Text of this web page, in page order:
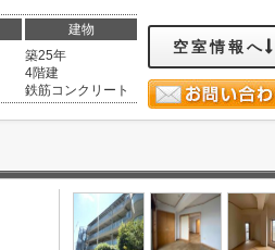
建物
築25年
4階建
鉄筋コンクリート
空室情報へ